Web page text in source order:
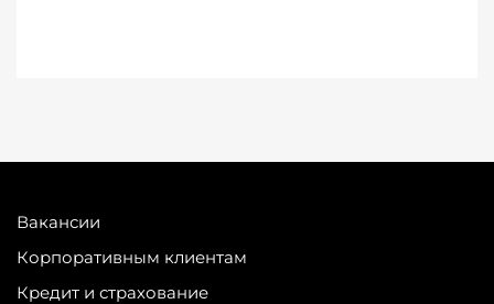
Вакансии
Корпоративным клиентам
Кредит и страхование